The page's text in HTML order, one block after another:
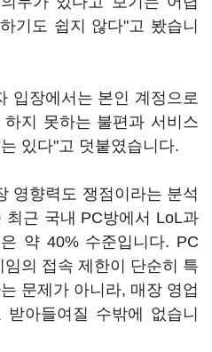
기도 쉽지 않다"고 봤습니
입장에서는 본인 계정으로
지 못하는 불편과 서비스
있다"고 덧붙였습니다.
영향력도 쟁점이라는 분석
최근 국내 PC방에서 LoL과
약 40% 수준입니다. PC
의 접속 제한이 단순히 특
문제가 아니라, 매장 영업
아들여질 수밖에 없습니